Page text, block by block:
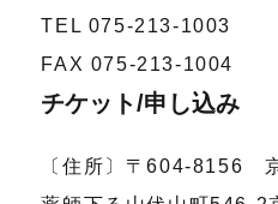
TEL 075-213-1003
FAX 075-213-1004
チケット/申し込み
〔住所〕〒604-8156